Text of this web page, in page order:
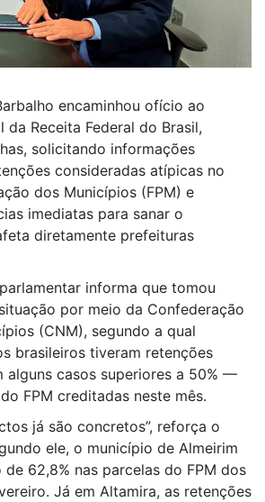
encaminhou ofício ao
da Receita Federal do Brasil,
solicitando informações
consideradas atípicas no
dos Municípios (FPM) e
imediatas para sanar o
diretamente prefeituras
informa que tomou
por meio da Confederação
(CNM), segundo a qual
brasileiros tiveram retenções
alguns casos superiores a 50% —
FPM creditadas neste mês.
já são concretos”, reforça o
ele, o município de Almeirim
62,8% nas parcelas do FPM dos
Já em Altamira, as retenções